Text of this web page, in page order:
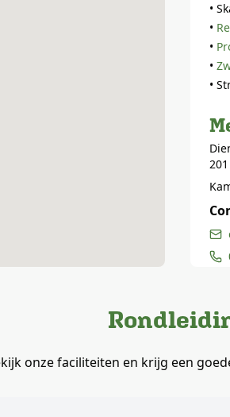
•
•
•
•
•
onze faciliteiten en krijg een